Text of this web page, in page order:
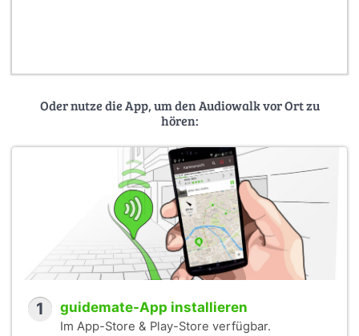
Oder nutze die App, um den Audiowalk vor Ort zu
hören:
1 guidemate-App installieren
Im App-Store & Play-Store verfügbar.